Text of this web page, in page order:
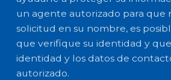
un agente autorizado para que
solicitud en su nombre, es
que verifique su identidad y
identidad y los datos de
autorizado.